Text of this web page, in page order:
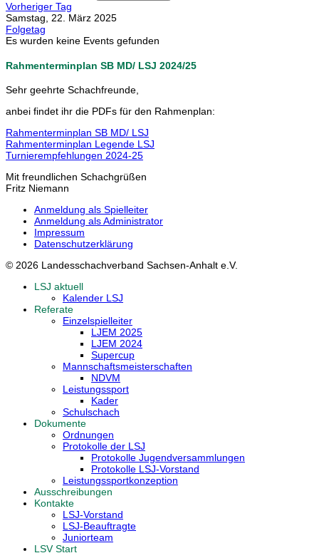
Vorheriger Tag
Samstag, 22. März 2025
Folgetag
Es wurden keine Events gefunden
Rahmenterminplan SB MD/ LSJ 2024/25
Sehr geehrte Schachfreunde,
anbei findet ihr die PDFs für den Rahmenplan:
Rahmenterminplan SB MD/ LSJ
Rahmenterminplan Legende LSJ
Turnierempfehlungen 2024-25
Mit freundlichen Schachgrüßen
Fritz Niemann
Anmeldung als Spielleiter
Anmeldung als Administrator
Impressum
Datenschutzerklärung
© 2026 Landesschachverband Sachsen-Anhalt e.V.
LSJ aktuell
Kalender LSJ
Referate
Einzelspielleiter
LJEM 2025
LJEM 2024
Supercup
Mannschaftsmeisterschaften
NDVM
Leistungssport
Kader
Schulschach
Dokumente
Ordnungen
Protokolle der LSJ
Protokolle Jugendversammlungen
Protokolle LSJ-Vorstand
Leistungssportkonzeption
Ausschreibungen
Kontakte
LSJ-Vorstand
LSJ-Beauftragte
Juniorteam
LSV Start